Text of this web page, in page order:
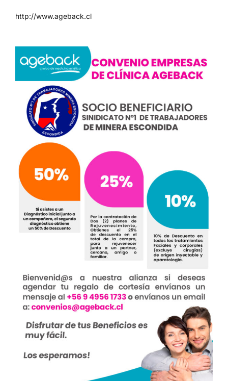
http://www.ageback.cl